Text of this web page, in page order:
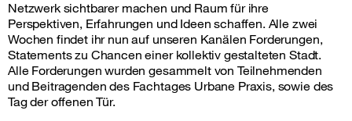
Netzwerk sichtbarer machen und Raum für ihre
Perspektiven, Erfahrungen und Ideen schaffen. Alle zwei
Wochen findet ihr nun auf unseren Kanälen Forderungen,
Statements zu Chancen einer kollektiv gestalteten Stadt.
Alle Forderungen wurden gesammelt von Teilnehmenden
und Beitragenden des Fachtages Urbane Praxis, sowie des
Tag der offenen Tür.